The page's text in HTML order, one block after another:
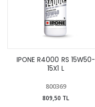
IPONE R4000 RS 15W50-
15X1 L
800369
809,50 TL